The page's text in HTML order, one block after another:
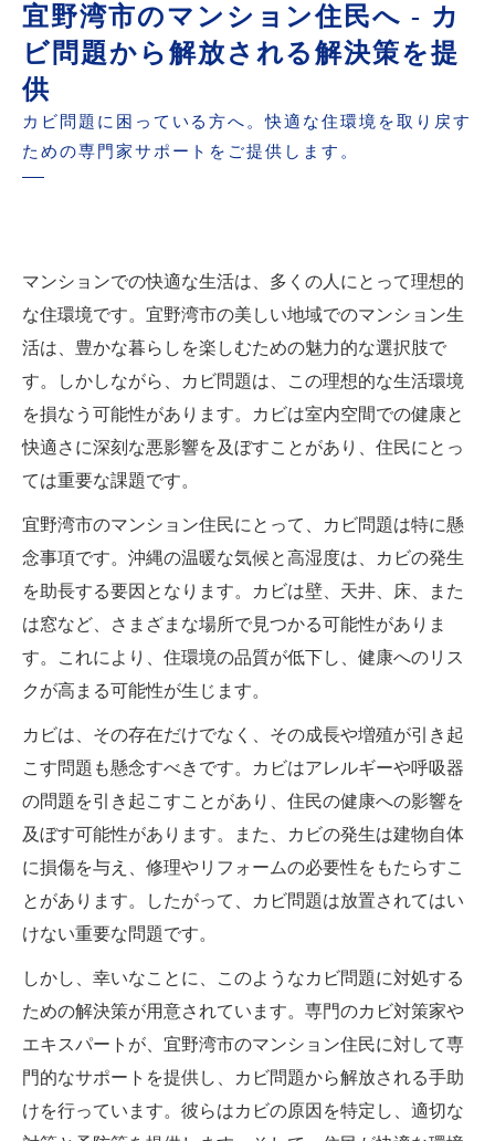
宜野湾市のマンション住民へ - カ
ビ問題から解放される解決策を提
供
カビ問題に困っている方へ。快適な住環境を取り戻す
ための専門家サポートをご提供します。
マンションでの快適な生活は、多くの人にとって理想的
な住環境です。宜野湾市の美しい地域でのマンション生
活は、豊かな暮らしを楽しむための魅力的な選択肢で
す。しかしながら、カビ問題は、この理想的な生活環境
を損なう可能性があります。カビは室内空間での健康と
快適さに深刻な悪影響を及ぼすことがあり、住民にとっ
ては重要な課題です。
宜野湾市のマンション住民にとって、カビ問題は特に懸
念事項です。沖縄の温暖な気候と高湿度は、カビの発生
を助長する要因となります。カビは壁、天井、床、また
は窓など、さまざまな場所で見つかる可能性がありま
す。これにより、住環境の品質が低下し、健康へのリス
クが高まる可能性が生じます。
カビは、その存在だけでなく、その成長や増殖が引き起
こす問題も懸念すべきです。カビはアレルギーや呼吸器
の問題を引き起こすことがあり、住民の健康への影響を
及ぼす可能性があります。また、カビの発生は建物自体
に損傷を与え、修理やリフォームの必要性をもたらすこ
とがあります。したがって、カビ問題は放置されてはい
けない重要な問題です。
しかし、幸いなことに、このようなカビ問題に対処する
ための解決策が用意されています。専門のカビ対策家や
エキスパートが、宜野湾市のマンション住民に対して専
門的なサポートを提供し、カビ問題から解放される手助
けを行っています。彼らはカビの原因を特定し、適切な